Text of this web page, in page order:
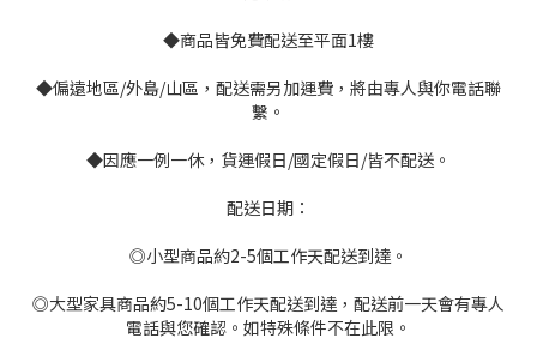
◆商品皆免費配送至平面1樓
◆偏遠地區/外島/山區，配送需另加運費，將由專人與你電話聯
繫。
◆因應一例一休，貨運假日/國定假日/皆不配送。
配送日期：
◎小型商品約2-5個工作天配送到達。
◎大型家具商品約5-10個工作天配送到達，配送前一天會有專人
電話與您確認。如特殊條件不在此限。